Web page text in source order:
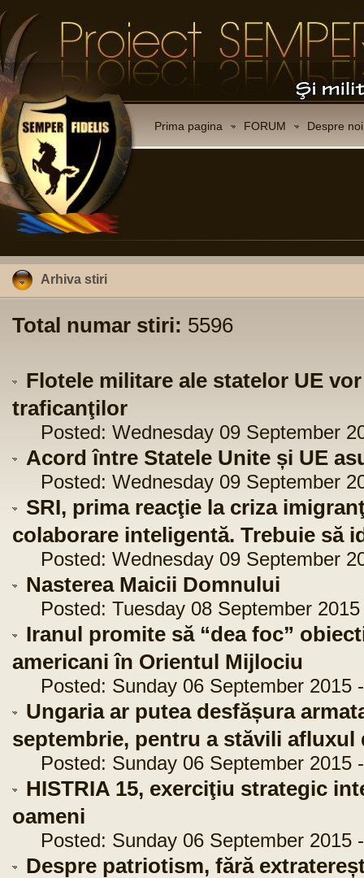
Prima pagina FORUM Despre noi
Arhiva stiri
Total numar stiri: 5596
Flotele militare ale statelor UE
traficanţilor
Posted: Wednesday 09 September
Acord între Statele Unite și UE
Posted: Wednesday 09 September
SRI, prima reacţie la criza
colaborare inteligentă. Trebuie să
Posted: Wednesday 09 September
Nasterea Maicii Domnului
Posted: Tuesday 08 September 2015
Iranul promite să “dea foc”
americani în Orientul Mijlociu
Posted: Sunday 06 September 2015
Ungaria ar putea desfășura
septembrie, pentru a stăvili afluxul
Posted: Sunday 06 September 2015
HISTRIA 15, exerciţiu strategic
oameni
Posted: Sunday 06 September 2015
Despre patriotism, fără